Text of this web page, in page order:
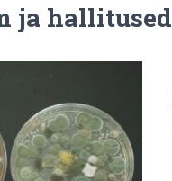
ja hallitused